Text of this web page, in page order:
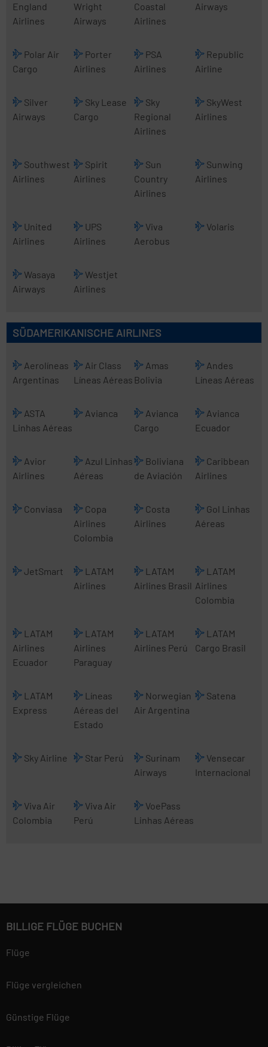
England
Airlines
Wright
Airways
Coastal
Airlines
Airways
Polar Air
Cargo
Porter
Airlines
PSA
Airlines
Republic
Airline
Silver
Airways
Sky Lease
Cargo
Sky
Regional
Airlines
SkyWest
Airlines
Southwest
Airlines
Spirit
Airlines
Sun
Country
Airlines
Sunwing
Airlines
United
Airlines
UPS
Airlines
Viva
Aerobus
Volaris
Wasaya
Airways
Westjet
Airlines
SÜDAMERIKANISCHE AIRLINES
Aerolíneas
Argentinas
Air Class
Líneas Aéreas
Amas
Bolivia
Andes
Líneas Aéreas
ASTA
Linhas Aéreas
Avianca
Avianca
Cargo
Avianca
Ecuador
Avior
Airlines
Azul Linhas
Aéreas
Boliviana
de Aviación
Caribbean
Airlines
Conviasa
Copa
Airlines
Colombia
Costa
Airlines
Gol Linhas
Aéreas
JetSmart
LATAM
Airlines
LATAM
Airlines Brasil
LATAM
Airlines
Colombia
LATAM
Airlines
Ecuador
LATAM
Airlines
Paraguay
LATAM
Airlines Perú
LATAM
Cargo Brasil
LATAM
Express
Líneas
Aéreas del
Estado
Norwegian
Air Argentina
Satena
Sky Airline Star Perú
Surinam
Airways
Vensecar
Internacional
Viva Air
Colombia
Viva Air
Perú
VoePass
Linhas Aéreas
BILLIGE FLÜGE BUCHEN
Flüge
Flüge vergleichen
Günstige Flüge